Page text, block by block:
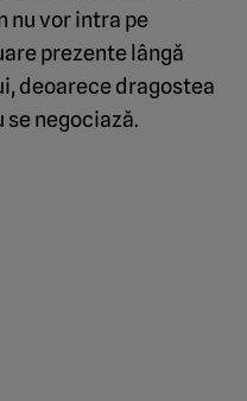
nu vor intra pe
prezente lângă
deoarece dragostea
negociază.